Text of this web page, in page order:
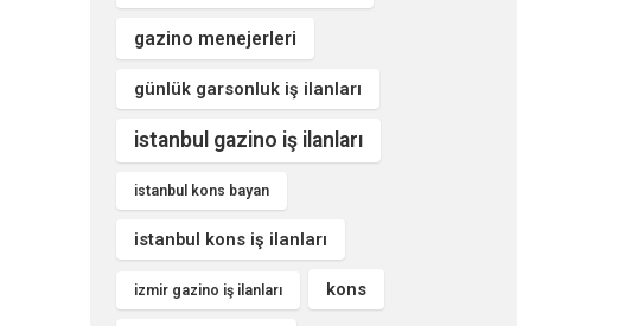
gazino menejerleri
günlük garsonluk iş ilanları
istanbul gazino iş ilanları
istanbul kons bayan
istanbul kons iş ilanları
izmir gazino iş ilanları kons